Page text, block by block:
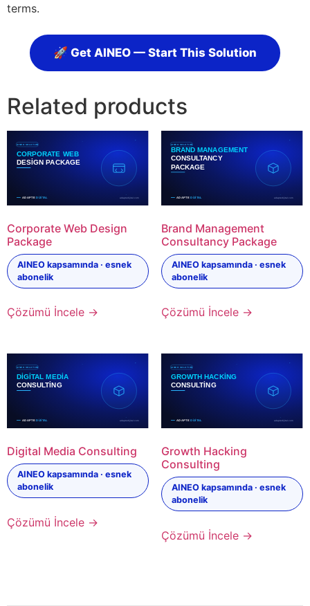
terms.
🚀 Get AINEO — Start This Solution
Related products
Corporate Web Design
Package
AINEO kapsamında · esnek
abonelik
Çözümü İncele →
Brand Management
Consultancy Package
AINEO kapsamında · esnek
abonelik
Çözümü İncele →
Digital Media Consulting
AINEO kapsamında · esnek
abonelik
Çözümü İncele →
Growth Hacking
Consulting
AINEO kapsamında · esnek
abonelik
Çözümü İncele →